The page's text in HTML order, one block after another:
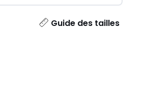
Guide des tailles